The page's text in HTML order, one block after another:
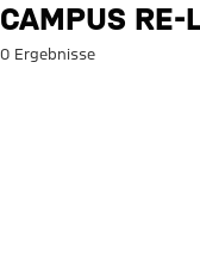
Suche:
CAMPUS RE-
0 Ergebnisse